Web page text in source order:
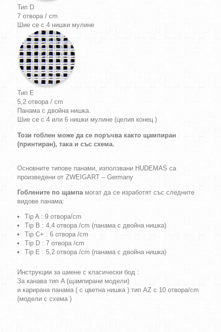
Тип D
7 отвора / cm
Шие се с 4 нишки мулине
Тип E
5,2 отвора / cm
Панама с двойна нишка.
Шие се с 4 или 6 нишки мулине (целия конец )
Този гоблен може да се поръчва както щампиран
(принтиран), така и със схема.
Основните типове панами, използвани HUDEMAS са
произведени от ZWEIGART – Germany
Гоблените по щампамогат да се изработят със следните
видове панама:
Tip A : 9 отвора/cm
Tip B : 4,4 отвора /cm (панама с двойна нишка)
Tip C+ : 6 отвора /cm
Tip D : 7 отвора /cm
Tip E : 5,2 отвора /cm (панама с двойна нишка)
Инструкции за шиене с класически бод :
За канава тип A (щампирани модели)
и карирана панама ( с цветна нишка ) тип AZ с 10 отвора/cm
(модели с схема )